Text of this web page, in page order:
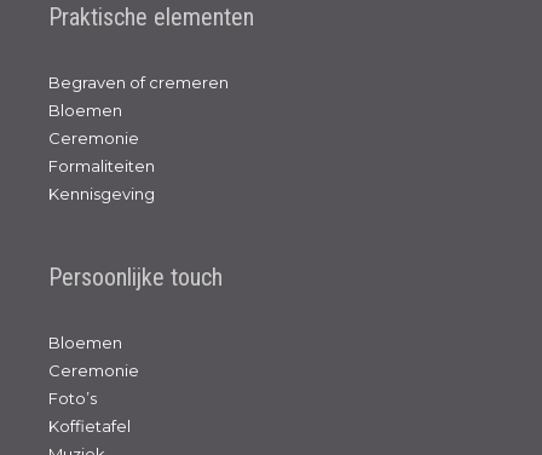
Praktische elementen
Begraven of cremeren
Bloemen
Ceremonie
Formaliteiten
Kennisgeving
Persoonlijke touch
Bloemen
Ceremonie
Foto’s
Koffietafel